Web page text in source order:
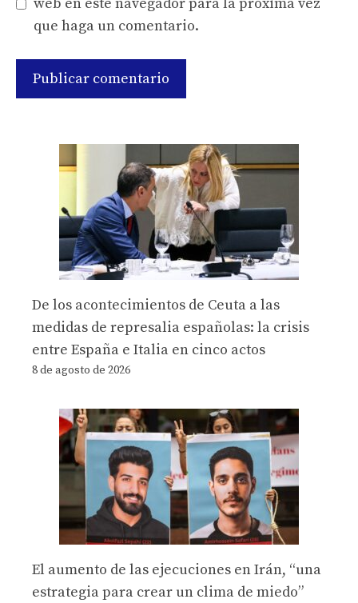
web en este navegador para la próxima vez
que haga un comentario.
De los acontecimientos de Ceuta a las
medidas de represalia españolas: la crisis
entre España e Italia en cinco actos
8 de agosto de 2026
El aumento de las ejecuciones en Irán, “una
estrategia para crear un clima de miedo”